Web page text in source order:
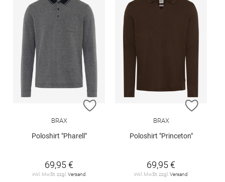
ZUR WUNSCHLISTE HINZUFÜGEN
BRAX
Poloshirt "Pharell"
69,95 €
inkl. MwSt. zzgl. Versand
ZUR
BRAX
Poloshirt "Princeton"
69,95 €
inkl. MwSt. zzgl. Versand